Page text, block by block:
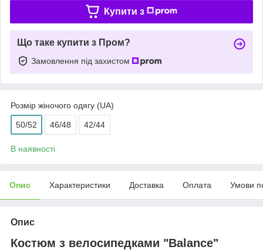
Купити з
Що таке купити з Пром?
Замовлення під захистом
Розмір жіночого одягу (UA)
50/52 46/48 42/44
В наявності
Опис Характеристики Доставка Оплата Умови
Опис
Костюм з велосипедками "Balance"